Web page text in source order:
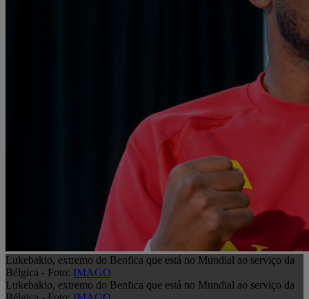
Lukebakio, extremo do Benfica que está no Mundial ao serviço da
Bélgica - Foto: IMAGO
Lukebakio, extremo do Benfica que está no Mundial ao serviço da